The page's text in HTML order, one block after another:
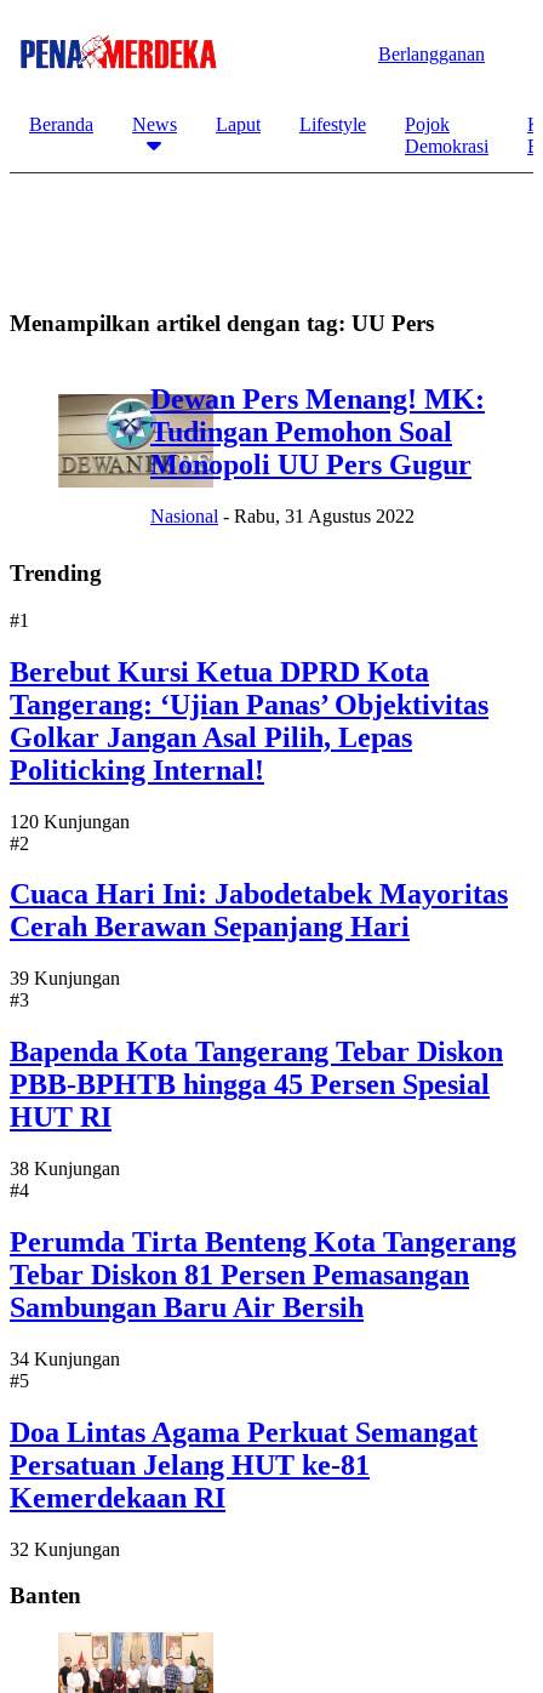
Berlangganan
Beranda News Laput Lifestyle
Pojok
Demokrasi
Menampilkan artikel dengan tag: UU Pers
Dewan Pers Menang! MK:
Tudingan Pemohon Soal
Monopoli UU Pers Gugur
Nasional - Rabu, 31 Agustus 2022
Trending
#1
Berebut Kursi Ketua DPRD Kota
Tangerang: ‘Ujian Panas’ Objektivitas
Golkar Jangan Asal Pilih, Lepas
Politicking Internal!
120 Kunjungan
#2
Cuaca Hari Ini: Jabodetabek Mayoritas
Cerah Berawan Sepanjang Hari
39 Kunjungan
#3
Bapenda Kota Tangerang Tebar Diskon
PBB-BPHTB hingga 45 Persen Spesial
HUT RI
38 Kunjungan
#4
Perumda Tirta Benteng Kota Tangerang
Tebar Diskon 81 Persen Pemasangan
Sambungan Baru Air Bersih
34 Kunjungan
#5
Doa Lintas Agama Perkuat Semangat
Persatuan Jelang HUT ke-81
Kemerdekaan RI
32 Kunjungan
Banten